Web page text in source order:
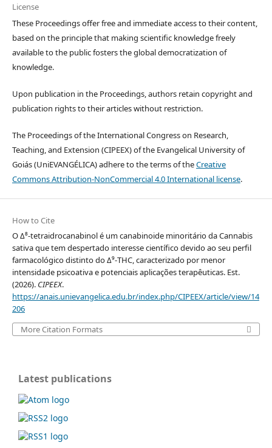
License
These Proceedings offer free and immediate access to their content,
based on the principle that making scientific knowledge freely
available to the public fosters the global democratization of
knowledge.
Upon publication in the Proceedings, authors retain copyright and
publication rights to their articles without restriction.
The Proceedings of the International Congress on Research,
Teaching, and Extension (CIPEEX) of the Evangelical University of
Goiás (UniEVANGÉLICA) adhere to the terms of theCreative
Commons Attribution-NonCommercial 4.0 International license.
How to Cite
O Δ⁸-tetraidrocanabinol é um canabinoide minoritário da Cannabis
sativa que tem despertado interesse científico devido ao seu perfil
farmacológico distinto do Δ⁹-THC, caracterizado por menor
intensidade psicoativa e potenciais aplicações terapêuticas. Est.
(2026). CIPEEX.
https://anais.unievangelica.edu.br/index.php/CIPEEX/article/view/14
206
More Citation Formats
Latest publications